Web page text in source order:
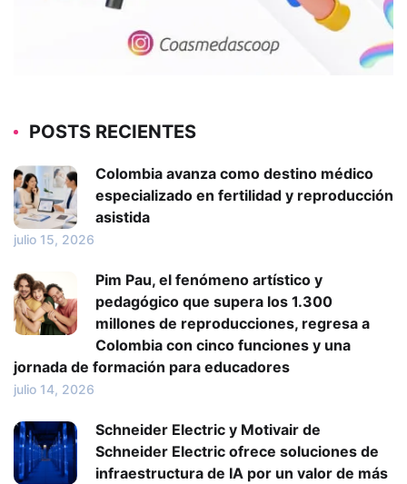
POSTS RECIENTES
Colombia avanza como destino médico
especializado en fertilidad y reproducción
asistida
julio 15, 2026
Pim Pau, el fenómeno artístico y
pedagógico que supera los 1.300
millones de reproducciones, regresa a
Colombia con cinco funciones y una
jornada de formación para educadores
julio 14, 2026
Schneider Electric y Motivair de
Schneider Electric ofrece soluciones de
infraestructura de IA por un valor de más